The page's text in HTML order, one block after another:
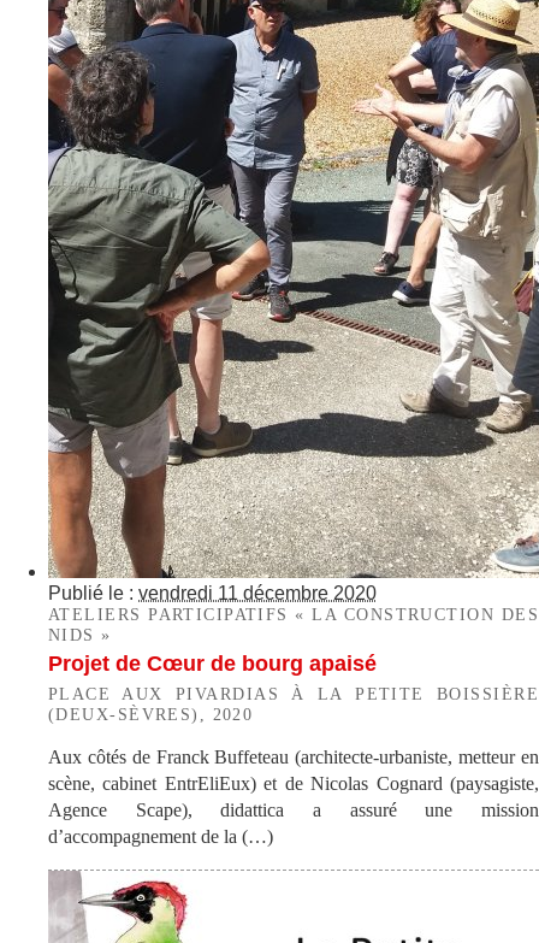
Publié le : vendredi 11 décembre 2020
ATELIERS PARTICIPATIFS « LA CONSTRUCTION DES
NIDS »
Projet de Cœur de bourg apaisé
PLACE AUX PIVARDIAS À LA PETITE BOISSIÈRE
(DEUX-SÈVRES), 2020
Aux côtés de Franck Buffeteau (architecte-urbaniste, metteur en
scène, cabinet EntrEliEux) et de Nicolas Cognard (paysagiste,
Agence Scape), didattica a assuré une mission
d’accompagnement de la (…)